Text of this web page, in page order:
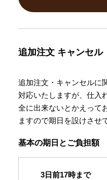
追加注文 キャンセル
追加注文・キャンセルに
対応いたしますが、仕入
全に出来ないとかえって
ますので期日を設けさせ
基本の期日とご負担額
3日前17時まで